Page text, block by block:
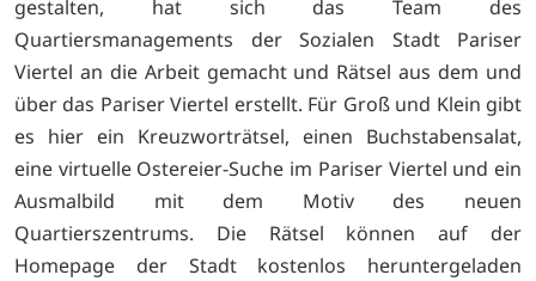
gestalten, hat sich das Team des
Quartiersmanagements der Sozialen Stadt Pariser
Viertel an die Arbeit gemacht und Rätsel aus dem und
über das Pariser Viertel erstellt. Für Groß und Klein gibt
es hier ein Kreuzworträtsel, einen Buchstabensalat,
eine virtuelle Ostereier-Suche im Pariser Viertel und ein
Ausmalbild mit dem Motiv des neuen
Quartierszentrums. Die Rätsel können auf der
Homepage der Stadt kostenlos heruntergeladen